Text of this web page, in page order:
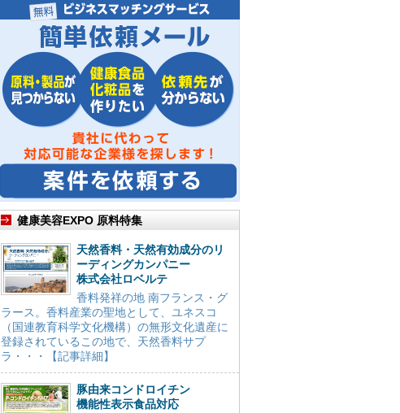
健康美容EXPO 原料特集
天然香料・天然有効成分のリ
ーディングカンパニー
株式会社ロベルテ
香料発祥の地 南フランス・グ
ラース。香料産業の聖地として、ユネスコ
（国連教育科学文化機構）の無形文化遺産に
登録されているこの地で、天然香料サプ
ラ・・・【記事詳細】
豚由来コンドロイチン
機能性表示食品対応